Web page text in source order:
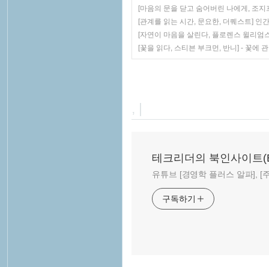
[마음의 문을 닫고 숨어버린 나에게, 조
[관계를 읽는 시간, 문요한, 더퀘스트] 인
[자연이 마음을 살린다, 플로렌스 윌리
[꽃을 읽다, 스티븐 부크먼, 반니] - 꽃에
, |
테크리더의 북인사이트
유튜브 [경영학 플러스 알파], [
구독하기